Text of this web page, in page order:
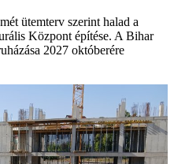
ütemterv szerint halad a
Központ építése. A Bihar
2027 októberére